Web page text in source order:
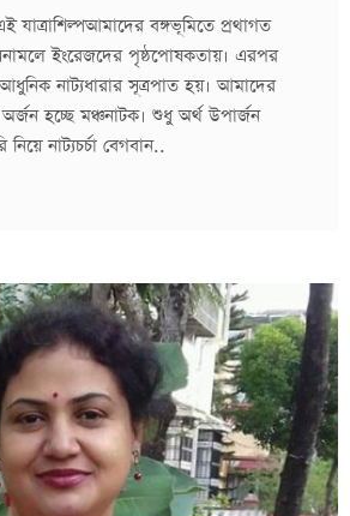
যাত্রাশিল্পআমাদের বঙ্গভূমিতে প্রথাগত
ইংরেজদের পৃষ্ঠপোষকতায়। এরপর
নাট্যধারার সূত্রপাত হয়। আমাদের
হচ্ছে মঞ্চনাটক। শুধু অর্থ উপার্জন
নাট্যচর্চা বেগবান..